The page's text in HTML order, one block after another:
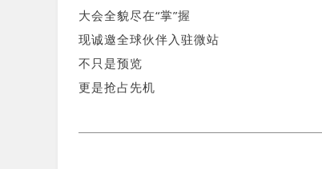
大会全貌尽在“掌”握
现诚邀全球伙伴入驻微站
不只是预览
更是抢占先机